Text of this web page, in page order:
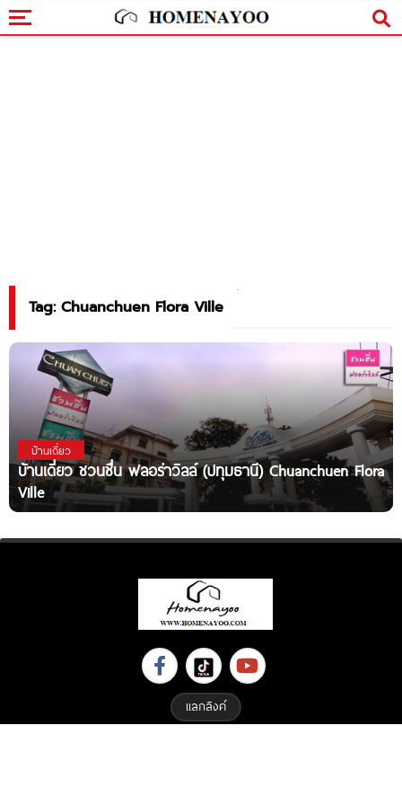
Tag: Chuanchuen Flora Ville
บ้านเดี่ยว
บ้านเดี่ยว ชวนชื่น ฟลอร่าวิลล์ (ปทุมธานี) Chuanchuen Flora
Ville
แลกลิงค์